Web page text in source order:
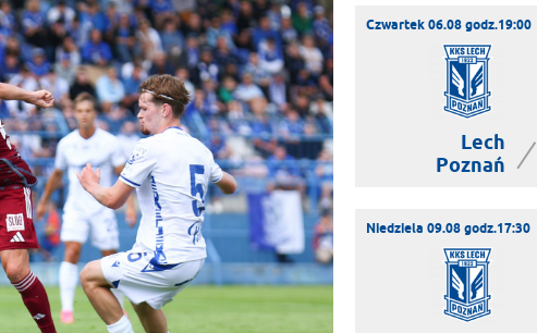
Czwartek 06.08 godz.19:00
Lech
Poznań
|
Niedziela 09.08 godz.17:30